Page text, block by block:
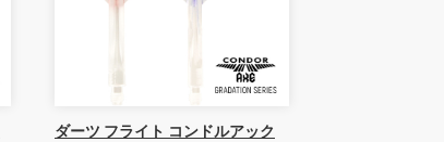
ダーツ フライト コンドルアック